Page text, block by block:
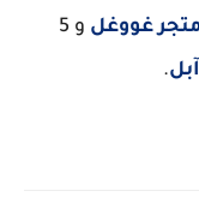
متجر غووغل
و 5
.